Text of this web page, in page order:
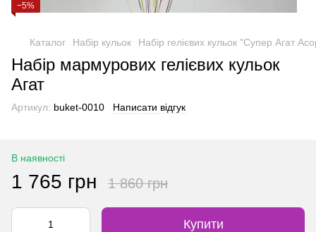
−5%
Каталог Набір кульок Набір гелієвих кульок "Супер Агат
Набір мармурових гелієвих кульок
Агат
Артикул: buket-0010 Написати відгук
В наявності
1 765 грн 1 860 грн
Купити